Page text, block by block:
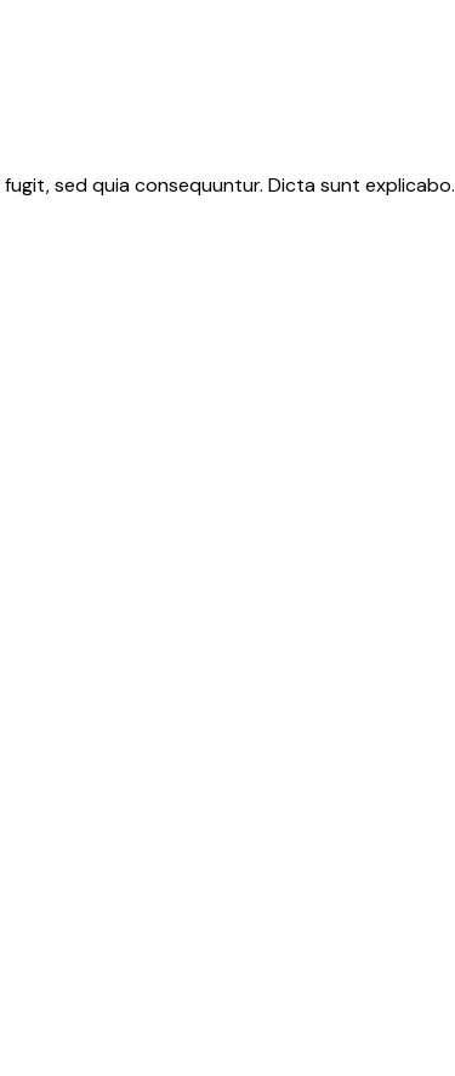
sed quia consequuntur. Dicta sunt explicabo.